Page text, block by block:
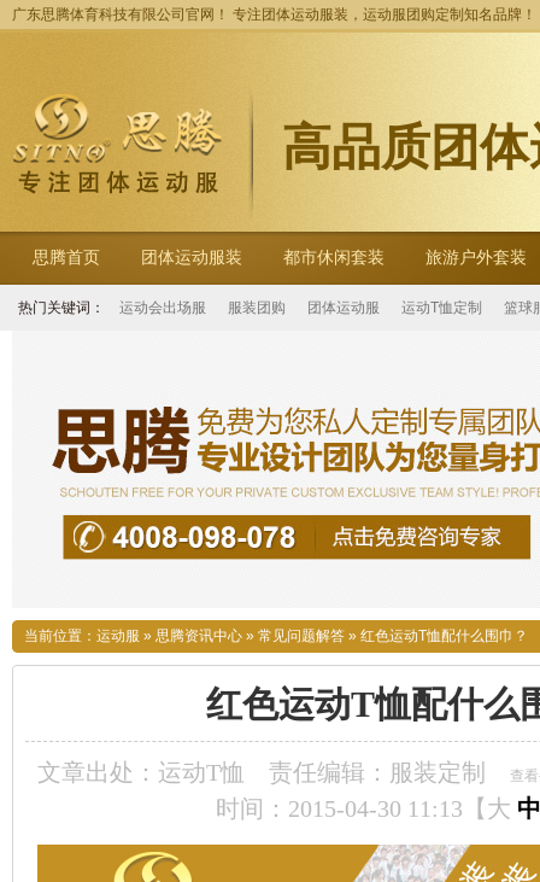
广东思腾体育科技有限公司官网！ 专注团体运动服装，运动服团购定制知名品牌！
高品质团
思腾首页 团体运动服装 都市休闲套装 旅游户外套装
热门关键词： 运动会出场服 服装团购 团体运动服 运动T恤定制 篮球
当前位置： 运动服 » 思腾资讯中心 » 常见问题解答 » 红色运动T恤配什么围巾？
红色运动T恤配什么
文章出处：运动T恤 责任编辑：服装定制 查
时间：2015-04-30 11:13【 大 中